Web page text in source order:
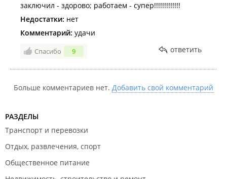
заключил - здорово; работаем - супер!!!!!!!!!!!!!
Недостатки: нет
Комментарий: удачи
Спасибо 9 ответить
Больше комментариев нет. Добавить свой комментарий
РАЗДЕЛЫ
Транспорт и перевозки
Отдых, развлечения, спорт
Общественное питание